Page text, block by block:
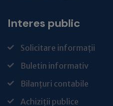
Interes public
Solicitare informații
Buletin informativ
Bilanțuri contabile
Achiziții publice